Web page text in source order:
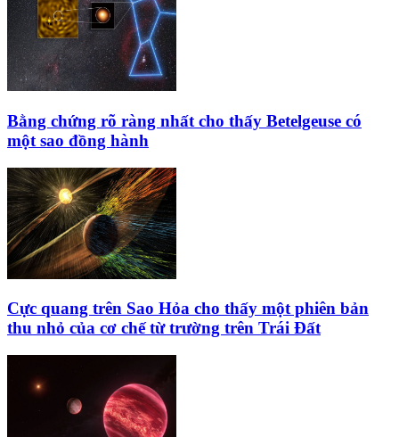
Bằng chứng rõ ràng nhất cho thấy Betelgeuse có
một sao đồng hành
Cực quang trên Sao Hỏa cho thấy một phiên bản
thu nhỏ của cơ chế từ trường trên Trái Đất